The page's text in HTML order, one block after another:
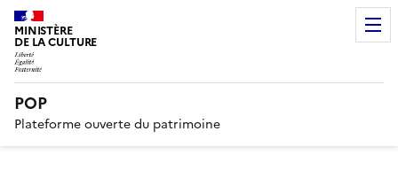
MINISTÈRE
DE LA CULTURE
POP
Plateforme ouverte du patrimoine